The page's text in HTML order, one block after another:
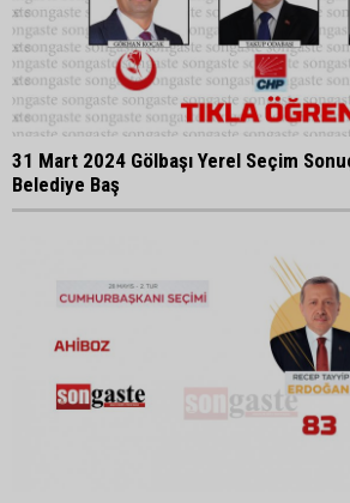
31 Mart 2024 Gölbaşı Yerel Seçim
Belediye Baş